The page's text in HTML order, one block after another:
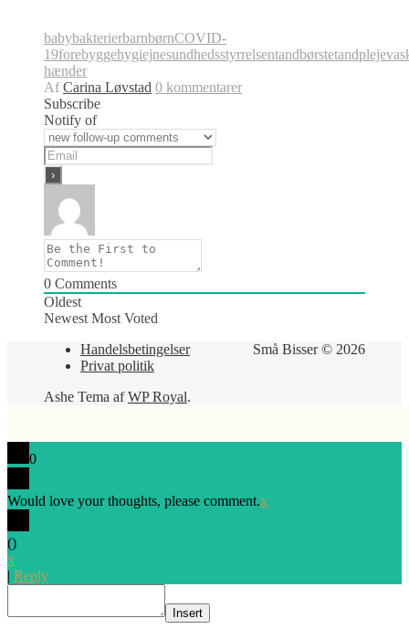
babybakterierbarnbørnCOVID-
19forebyggehygiejnesundhedsstyrrelsentandbørstetandpleje
hænder
AfCarina Løvstad 0 kommentarer
Subscribe
Notify of
0 Comments
Oldest
Newest Most Voted
Små Bisser © 2026
Handelsbetingelser
Privat politik
Ashe Tema afWP Royal.
0
Would love your thoughts, please comment.x
()
x
| Reply
Insert